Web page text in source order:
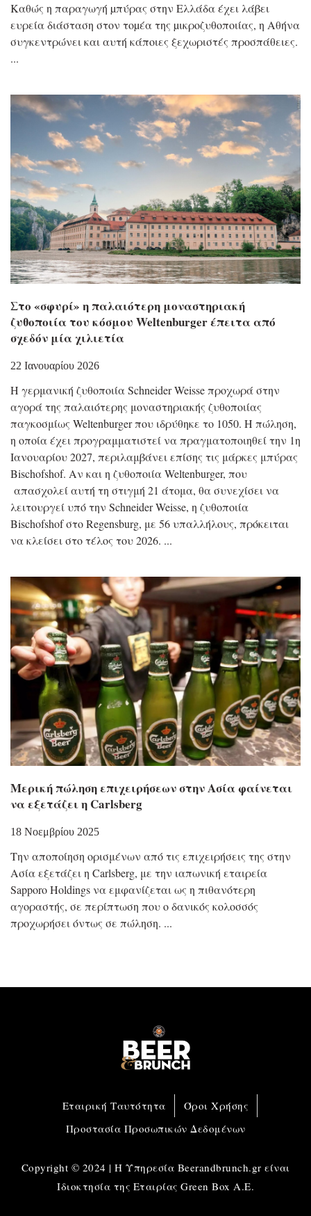
Καθώς η παραγωγή µπύρας στην Ελλάδα έχει λάβει
ευρεία διάσταση στον τοµέα της µικροζυθοποιίας, η Αθήνα
συγκεντρώνει και αυτή κάποιες ξεχωριστές προσπάθειες.
Στο «σφυρί» η παλαιότερη μοναστηριακή
ζυθοποιία του κόσμου Weltenburger έπειτα από
σχεδόν μία χιλιετία
22 Ιανουαρίου 2026
Η γερμανική ζυθοποιία Schneider Weisse προχωρά στην
αγορά της παλαιότερης μοναστηριακής ζυθοποιίας
παγκοσμίως Weltenburger που ιδρύθηκε το 1050. Η πώληση,
η οποία έχει προγραμματιστεί να πραγματοποιηθεί την 1η
Ιανουαρίου 2027, περιλαμβάνει επίσης τις μάρκες μπύρας
Bischofshof. Αν και η ζυθοποιία Weltenburger, που
απασχολεί αυτή τη στιγμή 21 άτομα, θα συνεχίσει να
λειτουργεί υπό την Schneider Weisse, η ζυθοποιία
Bischofshof στο Regensburg, με 56 υπαλλήλους, πρόκειται
να κλείσει στο τέλος του 2026.
Μερική πώληση επιχειρήσεων στην Ασία φαίνεται
να εξετάζει η Carlsberg
18 Νοεμβρίου 2025
Την αποποίηση ορισμένων από τις επιχειρήσεις της στην
Ασία εξετάζει η Carlsberg, με την ιαπωνική εταιρεία
Sapporo Holdings να εμφανίζεται ως η πιθανότερη
αγοραστής, σε περίπτωση που ο δανικός κολοσσός
προχωρήσει όντως σε πώληση.
Εταιρική Ταυτότητα
Όροι Χρήσης
Προστασία Προσωπικών Δεδομένων
Copyright © 2024 | Η Υπηρεσία Beerandbrunch.gr είναι
Ιδιοκτησία της Εταιρίας Green Box A.E.